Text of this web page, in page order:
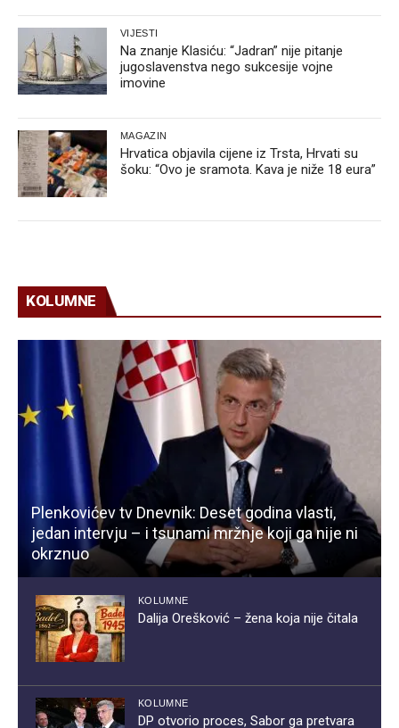
VIJESTI
Na znanje Klasiću: “Jadran” nije pitanje
jugoslavenstva nego sukcesije vojne
imovine
MAGAZIN
Hrvatica objavila cijene iz Trsta, Hrvati su
šoku: “Ovo je sramota. Kava je niže 18 eura”
KOLUMNE
Plenkovićev tv Dnevnik: Deset godina vlasti,
jedan intervju – i tsunami mržnje koji ga nije ni
okrznuo
KOLUMNE
Dalija Orešković – žena koja nije čitala
KOLUMNE
DP otvorio proces, Sabor ga pretvara